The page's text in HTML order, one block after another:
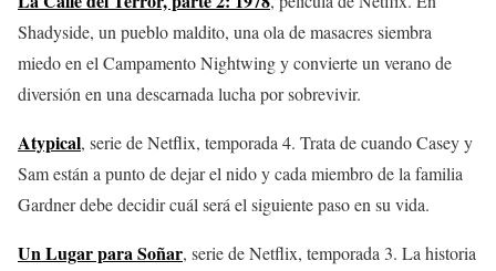
Shadyside, un pueblo maldito, una ola de masacres siembra
miedo en el Campamento Nightwing y convierte un verano de
diversión en una descarnada lucha por sobrevivir.
Atypical, serie de Netflix, temporada 4. Trata de cuando Casey y
Sam están a punto de dejar el nido y cada miembro de la familia
Gardner debe decidir cuál será el siguiente paso en su vida.
Un Lugar para Soñar, serie de Netflix, temporada 3. La historia